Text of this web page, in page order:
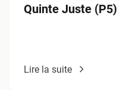
Quinte Juste (P5)
Lire la suite